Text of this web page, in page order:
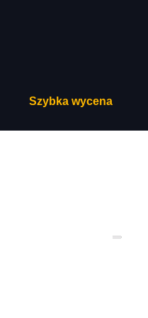
Szybka wycena
03